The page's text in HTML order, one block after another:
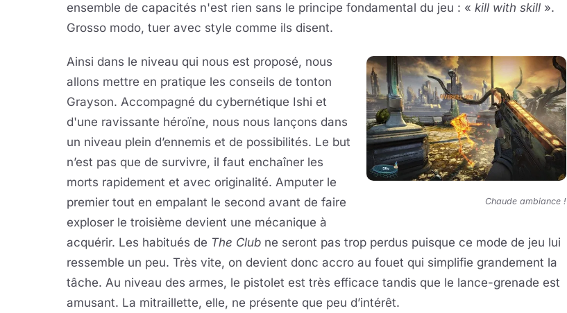
ensemble de capacités n'est rien sans le principe fondamental du jeu : « kill with skill ».
Grosso modo, tuer avec style comme ils disent.
Chaude ambiance !
Ainsi dans le niveau qui nous est proposé, nous
allons mettre en pratique les conseils de tonton
Grayson. Accompagné du cybernétique Ishi et
d'une ravissante héroïne, nous nous lançons dans
un niveau plein d’ennemis et de possibilités. Le but
n’est pas que de survivre, il faut enchaîner les
morts rapidement et avec originalité. Amputer le
premier tout en empalant le second avant de faire
exploser le troisième devient une mécanique à
acquérir. Les habitués de The Club ne seront pas trop perdus puisque ce mode de jeu lui
ressemble un peu. Très vite, on devient donc accro au fouet qui simplifie grandement la
tâche. Au niveau des armes, le pistolet est très efficace tandis que le lance-grenade est
amusant. La mitraillette, elle, ne présente que peu d’intérêt.